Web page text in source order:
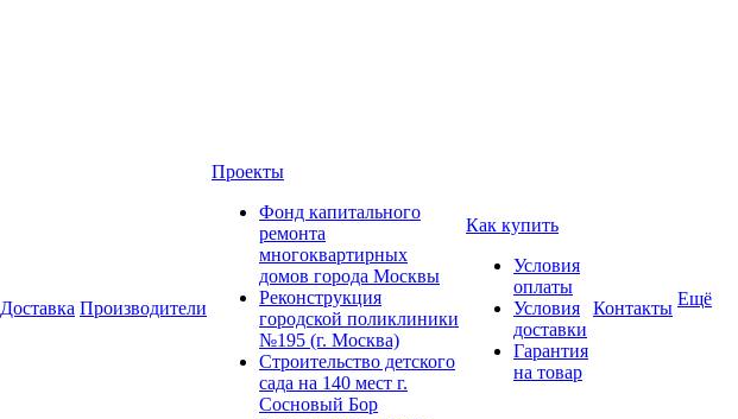
Доставка Производители
Проекты
Фонд капитального
ремонта
многоквартирных
домов города Москвы
Реконструкция
городской поликлиники
№195 (г. Москва)
Строительство детского
сада на 140 мест г.
Сосновый Бор
Как купить
Условия
оплаты
Условия
доставки
Гарантия
на товар
Контакты Ещё